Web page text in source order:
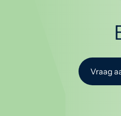
Vraag